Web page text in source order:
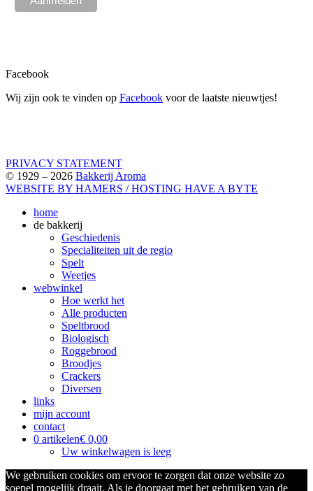
Facebook
Wij zijn ook te vinden op Facebook voor de laatste nieuwtjes!
PRIVACY STATEMENT
© 1929 – 2026 Bakkerij Aroma
WEBSITE BY HAMERS / HOSTING HAVE A BYTE
home
de bakkerij
Geschiedenis
Specialiteiten uit de regio
Spelt
Weetjes
webwinkel
Hoe werkt het
Alle producten
Speltbrood
Biologisch
Roggebrood
Broodjes
Crackers
Diversen
links
mijn account
contact
0 artikelen€ 0,00
Uw winkelwagen is leeg
We gebruiken cookies om ervoor te zorgen dat onze website zo
soepel mogelijk draait. Als je doorgaat met het gebruiken van de